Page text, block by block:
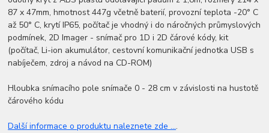
87 x 47mm, hmotnost 447g včetně baterií, provozní teplota -20° C
až 50° C, krytí IP65, počítač je vhodný i do náročných průmyslových
podmínek, 2D Imager - snímač pro 1D i 2D čárové kódy, kit
(počítač, Li-ion akumulátor, cestovní komunikační jednotka USB s
nabíječem, zdroj a návod na CD-ROM)
Hloubka snímacího pole snímače 0 - 28 cm v závislosti na hustotě
čárového kódu
Další informace o produktu naleznete zde ....